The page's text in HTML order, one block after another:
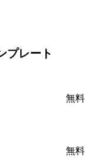
プレート
無料
無料